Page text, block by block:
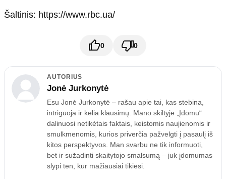
Šaltinis: https://www.rbc.ua/
0 0
AUTORIUS
Jonė Jurkonytė
Esu Jonė Jurkonytė – rašau apie tai, kas stebina,
intriguoja ir kelia klausimų. Mano skiltyje „Įdomu“
dalinuosi netikėtais faktais, keistomis naujienomis ir
smulkmenomis, kurios priverčia pažvelgti į pasaulį iš
kitos perspektyvos. Man svarbu ne tik informuoti,
bet ir sužadinti skaitytojo smalsumą – juk įdomumas
slypi ten, kur mažiausiai tikiesi.